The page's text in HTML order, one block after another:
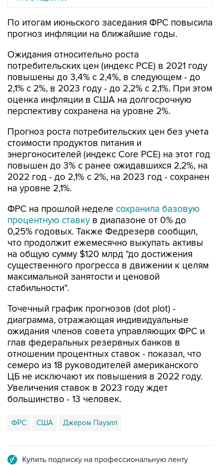
По итогам июньского заседания ФРС повысила
прогноз инфляции на ближайшие годы.
Ожидания относительно роста
потребительских цен (индекс PCE) в 2021 году
повышены до 3,4% с 2,4%, в следующем - до
2,1% с 2%, в 2023 году - до 2,2% с 2,1%. При этом
оценка инфляции в США на долгосрочную
перспективу сохранена на уровне 2%.
Прогноз роста потребительских цен без учета
стоимости продуктов питания и
энергоносителей (индекс Core PCE) на этот год
повышен до 3% с ранее ожидавшихся 2,2%, на
2022 год - до 2,1% с 2%, на 2023 год - сохранен
на уровне 2,1%.
ФРС на прошлой неделе сохранила базовую
процентную ставку в диапазоне от 0% до
0,25% годовых. Также Федрезерв сообщил,
что продолжит ежемесячно выкупать активы
на общую сумму $120 млрд "до достижения
существенного прогресса в движении к целям
максимальной занятости и ценовой
стабильности".
Точечный график прогнозов (dot plot) -
диаграмма, отражающая индивидуальные
ожидания членов совета управляющих ФРС и
глав федеральных резервных банков в
отношении процентных ставок - показал, что
семеро из 18 руководителей американского
ЦБ не исключают их повышения в 2022 году.
Увеличения ставок в 2023 году ждет
большинство - 13 человек.
ФРС США Джером Пауэлл
Купить подписку на профессиональную ленту